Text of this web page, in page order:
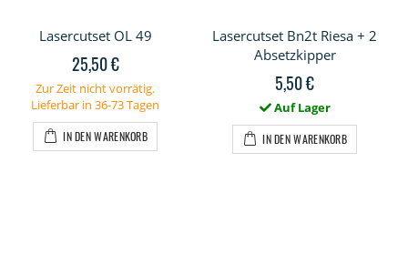
Lasercutset OL 49
25,50 €
Zur Zeit nicht vorrätig.
Lieferbar in 36-73 Tagen
IN DEN WARENKORB
Lasercutset Bn2t Riesa + 2
Absetzkipper
5,50 €
Auf Lager
IN DEN WARENKORB